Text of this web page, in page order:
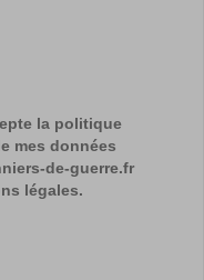
la politique
mes données
de-guerre.fr
légales.